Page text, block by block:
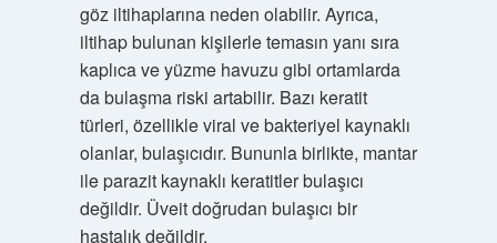
göz iltihaplarına neden olabilir. Ayrıca,
iltihap bulunan kişilerle temasın yanı sıra
kaplıca ve yüzme havuzu gibi ortamlarda
da bulaşma riski artabilir. Bazı keratit
türleri, özellikle viral ve bakteriyel kaynaklı
olanlar, bulaşıcıdır. Bununla birlikte, mantar
ile parazit kaynaklı keratitler bulaşıcı
değildir. Üveit doğrudan bulaşıcı bir
hastalık değildir.